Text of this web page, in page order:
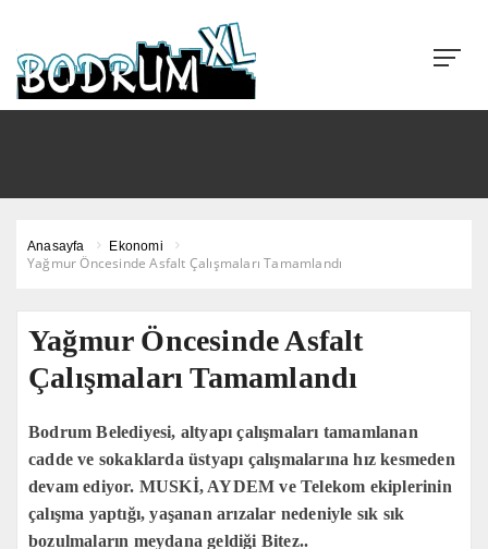
Anasayfa Ekonomi
Yağmur Öncesinde Asfalt Çalışmaları Tamamlandı
Yağmur Öncesinde Asfalt
Çalışmaları Tamamlandı
Bodrum Belediyesi, altyapı çalışmaları tamamlanan
cadde ve sokaklarda üstyapı çalışmalarına hız kesmeden
devam ediyor. MUSKİ, AYDEM ve Telekom ekiplerinin
çalışma yaptığı, yaşanan arızalar nedeniyle sık sık
bozulmaların meydana geldiği Bitez..